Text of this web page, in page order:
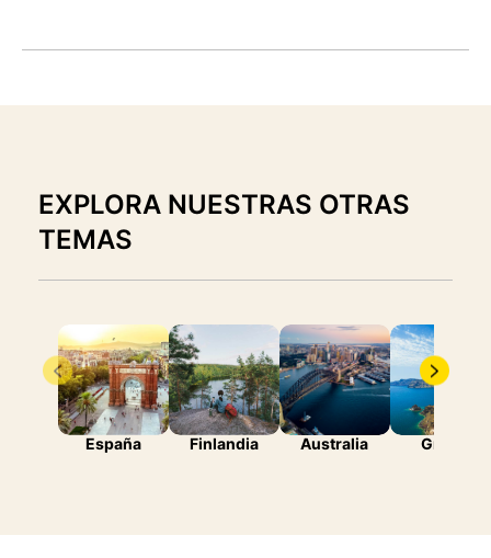
EXPLORA NUESTRAS OTRAS
TEMAS
España Finlandia Australia Grecia